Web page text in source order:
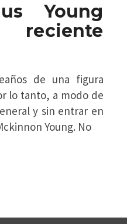
Young
de una figura
lo tanto, a modo de
y sin entrar en
Young. No